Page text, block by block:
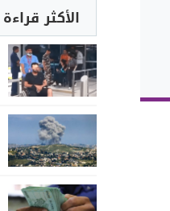
الأكثر قراءة